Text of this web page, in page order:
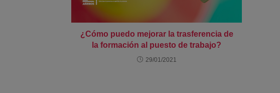
¿Cómo puedo mejorar la trasferencia de
la formación al puesto de trabajo?
29/01/2021